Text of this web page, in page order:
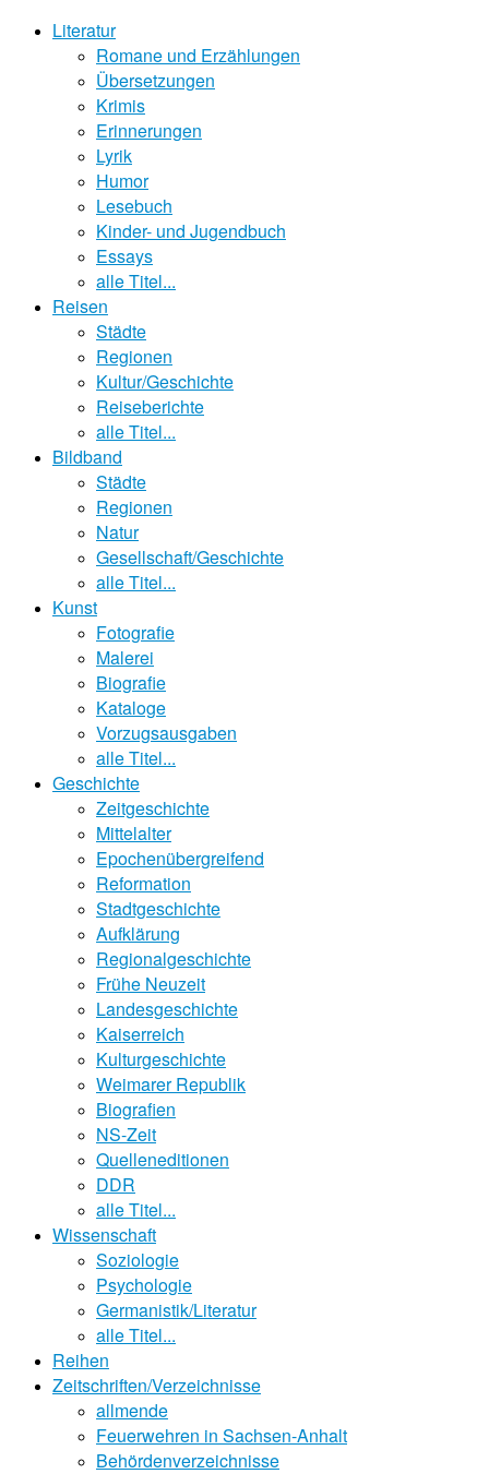
Literatur
Romane und Erzählungen
Übersetzungen
Krimis
Erinnerungen
Lyrik
Humor
Lesebuch
Kinder- und Jugendbuch
Essays
alle Titel...
Reisen
Städte
Regionen
Kultur/Geschichte
Reiseberichte
alle Titel...
Bildband
Städte
Regionen
Natur
Gesellschaft/Geschichte
alle Titel...
Kunst
Fotografie
Malerei
Biografie
Kataloge
Vorzugsausgaben
alle Titel...
Geschichte
Zeitgeschichte
Mittelalter
Epochenübergreifend
Reformation
Stadtgeschichte
Aufklärung
Regionalgeschichte
Frühe Neuzeit
Landesgeschichte
Kaiserreich
Kulturgeschichte
Weimarer Republik
Biografien
NS-Zeit
Quelleneditionen
DDR
alle Titel...
Wissenschaft
Soziologie
Psychologie
Germanistik/Literatur
alle Titel...
Reihen
Zeitschriften/Verzeichnisse
allmende
Feuerwehren in Sachsen-Anhalt
Behördenverzeichnisse